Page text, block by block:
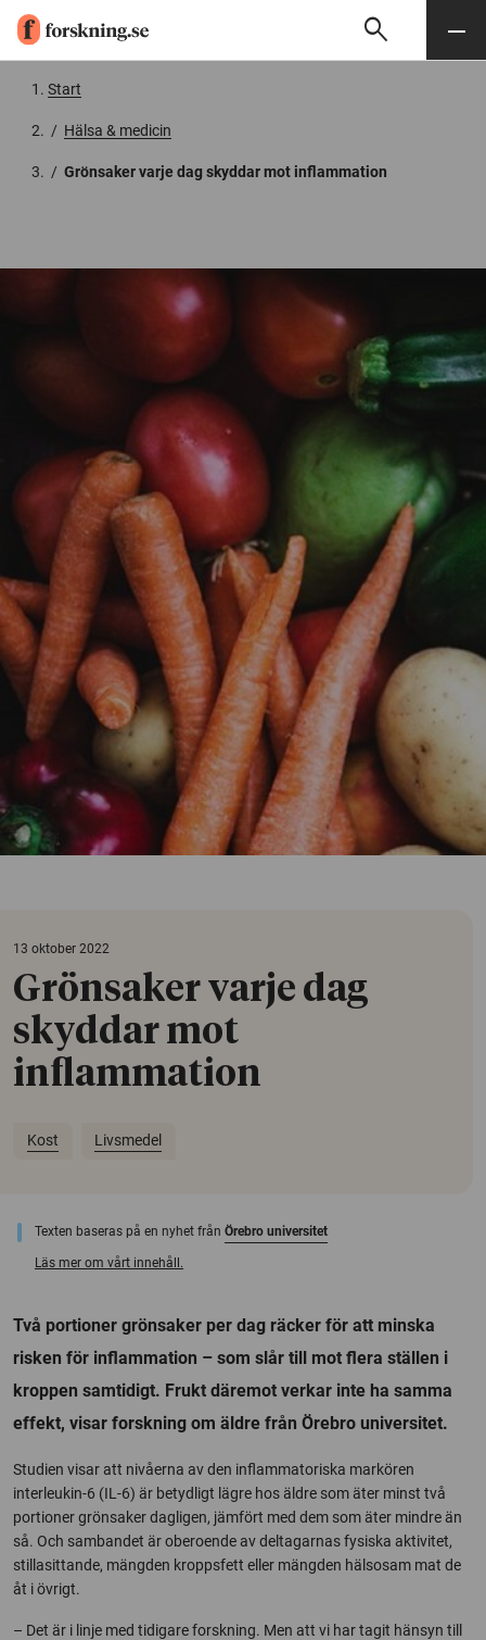
Söksearch Meny
Start
/ Hälsa & medicin
/ Grönsaker varje dag skyddar mot inflammation
13 oktober 2022
Grönsaker varje dag
skyddar mot
inflammation
Kost Livsmedel
Texten baseras på en nyhet från Örebro universitet
Läs mer om vårt innehåll.
Två portioner grönsaker per dag räcker för att minska
risken för inflammation – som slår till mot flera ställen i
kroppen samtidigt. Frukt däremot verkar inte ha samma
effekt, visar forskning om äldre från Örebro universitet.
Studien visar att nivåerna av den inflammatoriska markören
interleukin-6 (IL-6) är betydligt lägre hos äldre som äter minst två
portioner grönsaker dagligen, jämfört med dem som äter mindre än
så. Och sambandet är oberoende av deltagarnas fysiska aktivitet,
stillasittande, mängden kroppsfett eller mängden hälsosam mat de
åt i övrigt.
– Det är i linje med tidigare forskning. Men att vi har tagit hänsyn till